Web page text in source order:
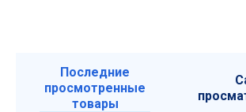
Последние
просмотренные
товары